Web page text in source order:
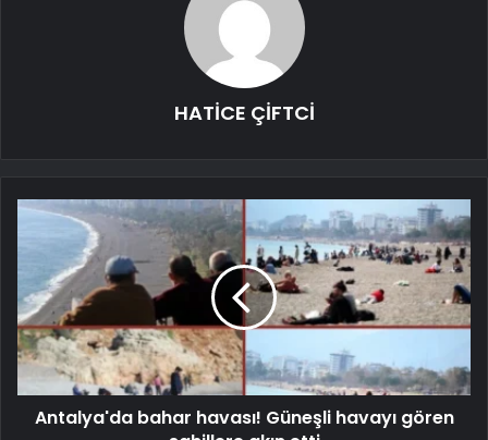
HATİCE ÇİFTCİ
Antalya'da bahar havası! Güneşli havayı gören